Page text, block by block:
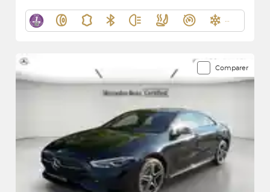
Comparer